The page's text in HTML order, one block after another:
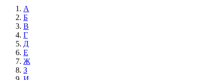
А
Б
В
Г
Д
Е
Ж
З